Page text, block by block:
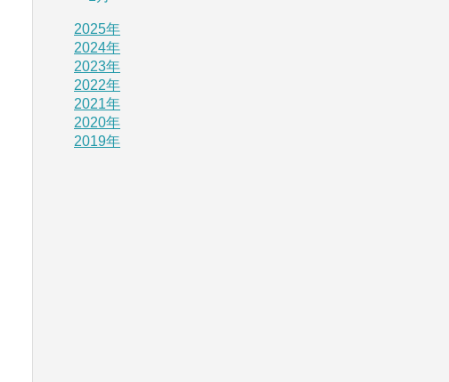
2025年
2024年
2023年
2022年
2021年
2020年
2019年